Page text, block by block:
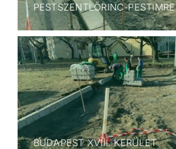
PESTSZENTLŐRINC-PESTIMRE
BUDAPEST XVIII. KERÜLET